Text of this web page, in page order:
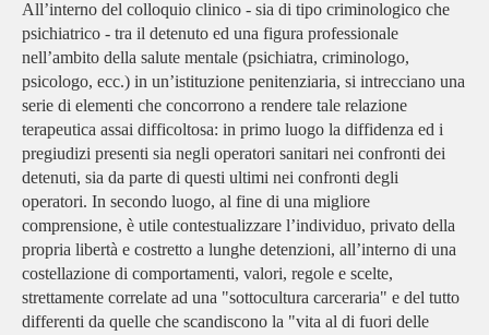
All’interno del colloquio clinico - sia di tipo criminologico che
psichiatrico - tra il detenuto ed una figura professionale
nell’ambito della salute mentale (psichiatra, criminologo,
psicologo, ecc.) in un’istituzione penitenziaria, si intrecciano una
serie di elementi che concorrono a rendere tale relazione
terapeutica assai difficoltosa: in primo luogo la diffidenza ed i
pregiudizi presenti sia negli operatori sanitari nei confronti dei
detenuti, sia da parte di questi ultimi nei confronti degli
operatori. In secondo luogo, al fine di una migliore
comprensione, è utile contestualizzare l’individuo, privato della
propria libertà e costretto a lunghe detenzioni, all’interno di una
costellazione di comportamenti, valori, regole e scelte,
strettamente correlate ad una "sottocultura carceraria" e del tutto
differenti da quelle che scandiscono la "vita al di fuori delle